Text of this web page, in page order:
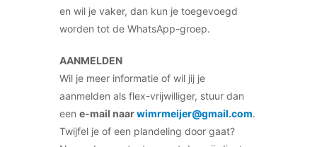
en wil je vaker, dan kun je toegevoegd
worden tot de WhatsApp-groep.
AANMELDEN
Wil je meer informatie of wil jij je
aanmelden als flex-vrijwilliger, stuur dan
een e-mail naarwimrmeijer@gmail.com.
Twijfel je of een plandeling door gaat?